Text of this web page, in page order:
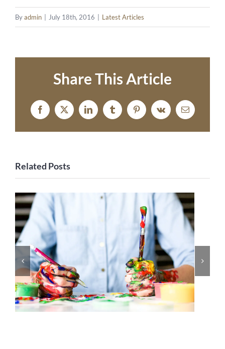
Byadmin | July 18th, 2016 | Latest Articles
Share This Article
Facebook
X LinkedInTumblrPinterestVk Email
Related Posts